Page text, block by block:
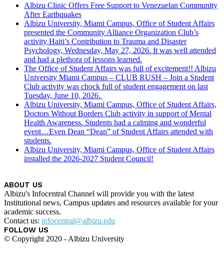
Albizu Clinic Offers Free Support to Venezuelan Community
After Earthquakes
Albizu University, Miami Campus, Office of Student Affairs
presented the Community Alliance Organization Club’s
activity Haiti’s Contribution to Trauma and Disaster
Psychology, Wednesday, May 27, 2026. It was well attended
and had a plethora of lessons learned.
The Office of Student Affairs was full of excitement!! Albizu
University Miami Campus – CLUB RUSH – Join a Student
Club activity was chock full of student engagement on last
Tuesday, June 10, 2026.
Albizu University, Miami Campus, Office of Student Affairs,
Doctors Without Borders Club activity in support of Mental
Health Awareness. Students had a calming and wonderful
event…Even Dean “Dean” of Student Affairs attended with
students.
Albizu University, Miami Campus, Office of Student Affairs
installed the 2026-2027 Student Council!
ABOUT US
Albizu's Infocentral Channel will provide you with the latest
Institutional news, Campus updates and resources available for your
academic success.
Contact us: infocentral@albizu.edu
FOLLOW US
© Copyright 2020 - Albizu University